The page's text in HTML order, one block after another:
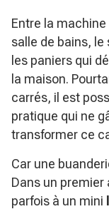
Entre la
salle de bains,
les paniers qui
la maison.
carrés, il est
pratique qui ne
transformer ce
Car une
Dans un
parfois à un mini